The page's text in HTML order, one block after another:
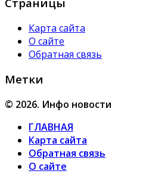
Карта сайта
О сайте
Обратная связь
Метки
© 2026. Инфо новости
ГЛАВНАЯ
Карта сайта
Обратная связь
О сайте